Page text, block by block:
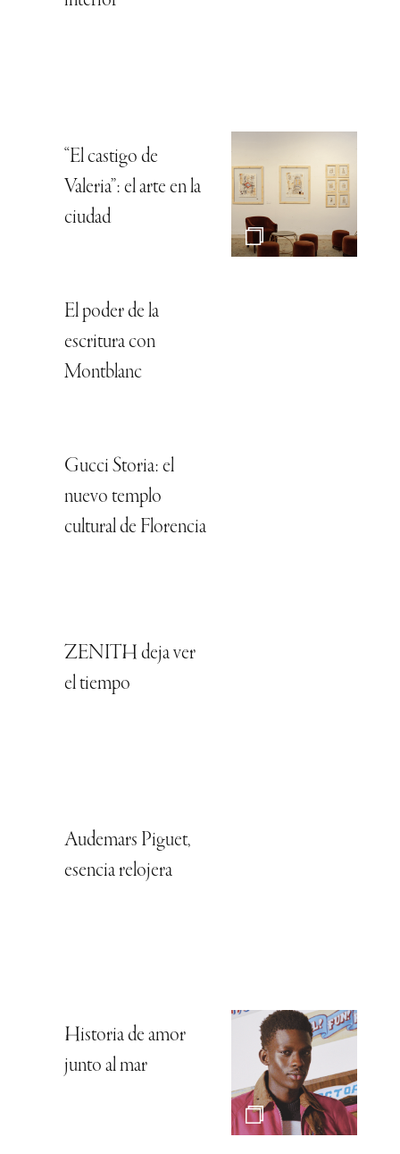
“El castigo de
Valeria”: el arte en la
ciudad
El poder de la
escritura con
Montblanc
Gucci Storia: el
nuevo templo
cultural de Florencia
ZENITH deja ver
el tiempo
Audemars Piguet,
esencia relojera
Historia de amor
junto al mar